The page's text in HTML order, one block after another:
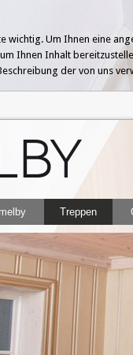
wichtig. Um Ihnen eine
Ihnen Inhalt
der von uns
Treppen